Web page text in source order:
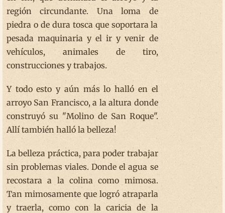
región circundante. Una loma de
piedra o de dura tosca que soportara la
pesada maquinaria y el ir y venir de
vehículos, animales de tiro,
construcciones y trabajos.
Y todo esto y aún más lo halló en el
arroyo San Francisco, a la altura donde
construyó su "Molino de San Roque".
Allí también halló la belleza!
La belleza práctica, para poder trabajar
sin problemas viales. Donde el agua se
recostara a la colina como mimosa.
Tan mimosamente que logró atraparla
y traerla, como con la caricia de la